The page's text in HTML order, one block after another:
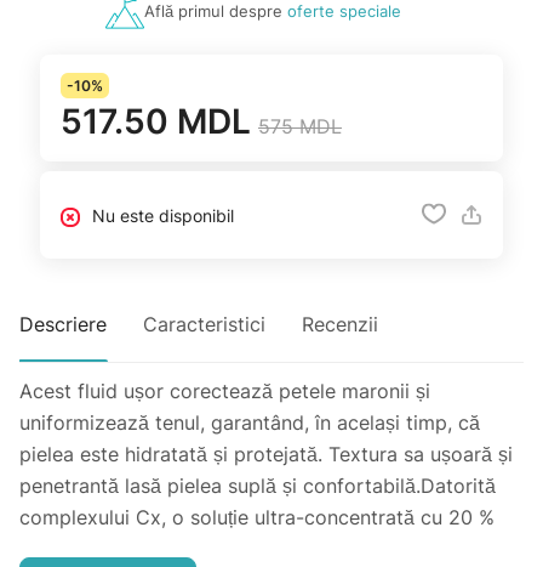
Află primul despre oferte speciale
-10%
517.50 MDL 575 MDL
Nu este disponibil
Descriere Caracteristici Recenzii
Acest fluid ușor corectează petele maronii și
uniformizează tenul, garantând, în același timp, că
pielea este hidratată și protejată. Textura sa ușoară și
penetrantă lasă pielea suplă și confortabilă.Datorită
complexului Cx, o soluție ultra-concentrată cu 20 %